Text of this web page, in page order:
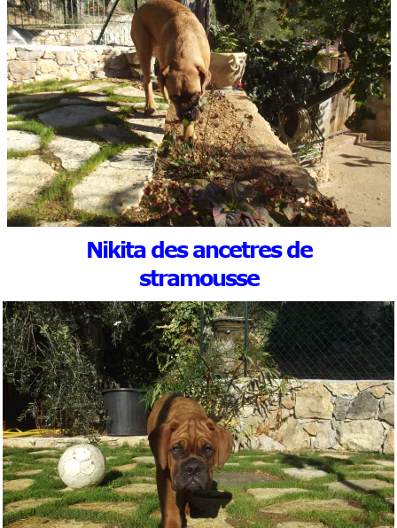
Nikita des ancetres de
stramousse